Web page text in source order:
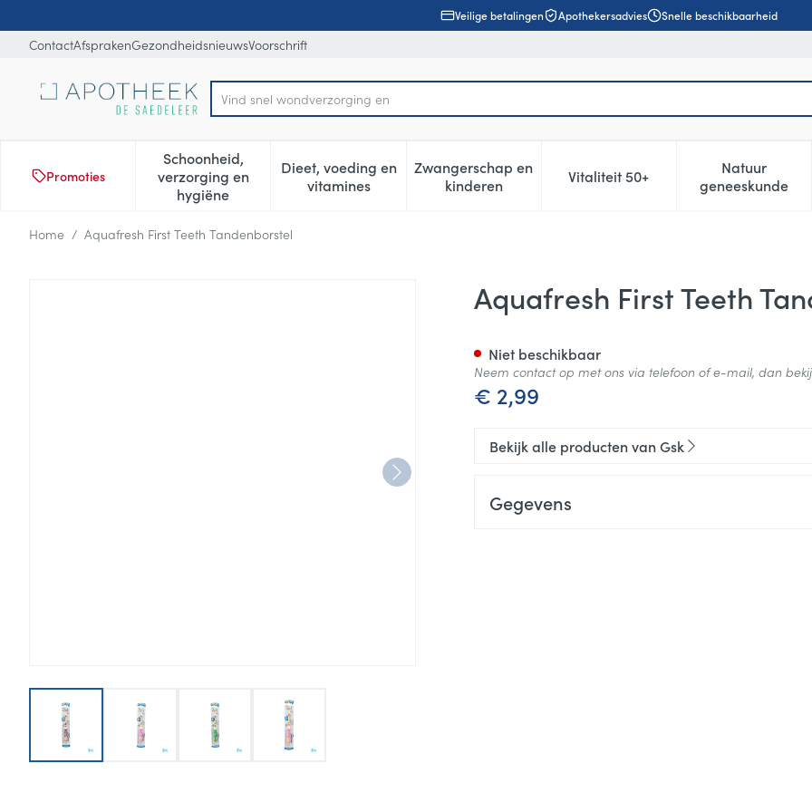
Veilige betalingen Apothekersadvies Snelle beschikbaarheid
ContactAfsprakenGezondheidsnieuwsVoorschrift
Product, merk, categorie...
Vind
Promoties
Schoonheid,
verzorging en
hygiëne
Toon submenu voor Schoonheid, verzorging en hygiëne categorie
Dieet, voeding en
vitaminesToon submenu voor Dieet, voeding en vitamines categorie
Zwangerschap en
kinderenToon submenu voor Zwangerschap en kinderen
Vitaliteit 50+Toon submenu voor Vitaliteit
Natuur
geneeskunde
Toon
Home / Aquafresh First Teeth Tandenborstel
View larger imageView larger imageView larger imageView larger image
Aquafresh First Teeth TandenborstelAquafresh First Teeth
€ 2,99
Niet beschikbaar
Neem contact op met ons via telefoon of e-mail, dan
Bekijk alle producten van Gsk
Gegevens